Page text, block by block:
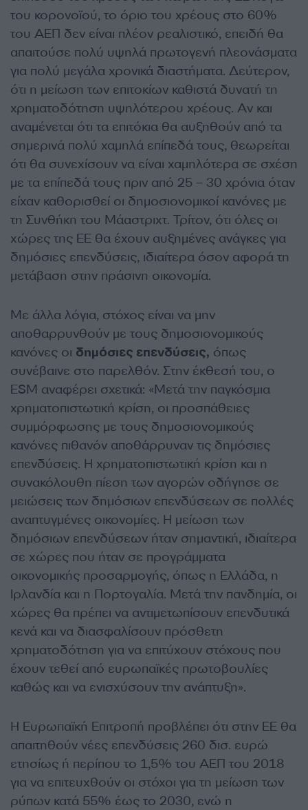
του κορονοϊού, το όριο του χρέους στο 60%
του ΑΕΠ δεν είναι πλέον ρεαλιστικό, επειδή θα
απαιτούσε πολύ υψηλά πρωτογενή πλεονάσματα
για πολύ μεγάλα χρονικά διαστήματα. Δεύτερον,
ότι η μείωση των επιτοκίων καθιστά δυνατή τη
χρηματοδότηση υψηλότερου χρέους. Αν και
αναμένεται ότι τα επιτόκια θα αυξηθούν από τα
σημερινά πολύ χαμηλά επίπεδά τους, θεωρείται
ότι θα συνεχίσουν να είναι χαμηλότερα σε σχέση
με τα επίπεδά τους πριν από 25 – 30 χρόνια όταν
είχαν καθορισθεί οι δημοσιονομικοί κανόνες με
τη Συνθήκη του Μάαστριχτ. Τρίτον, ότι όλες οι
χώρες της ΕΕ θα έχουν αυξημένες ανάγκες για
δημόσιες επενδύσεις, ιδιαίτερα όσον αφορά τη
μετάβαση στην πράσινη οικονομία.
Με άλλα λόγια, στόχος είναι να μην
αποθαρρυνθούν με τους δημοσιονομικούς
κανόνες οι δημόσιες επενδύσεις, όπως
συνέβαινε στο παρελθόν. Στην έκθεσή του, ο
ESM αναφέρει σχετικά: «Μετά την παγκόσμια
χρηματοπιστωτική κρίση, οι προσπάθειες
συμμόρφωσης με τους δημοσιονομικούς
κανόνες πιθανόν αποθάρρυναν τις δημόσιες
επενδύσεις. Η χρηματοπιστωτική κρίση και η
συνακόλουθη πίεση των αγορών οδήγησε σε
μειώσεις των δημόσιων επενδύσεων σε πολλές
αναπτυγμένες οικονομίες. Η μείωση των
δημόσιων επενδύσεων ήταν σημαντική, ιδιαίτερα
σε χώρες που ήταν σε προγράμματα
οικονομικής προσαρμογής, όπως η Ελλάδα, η
Ιρλανδία και η Πορτογαλία. Μετά την πανδημία, οι
χώρες θα πρέπει να αντιμετωπίσουν επενδυτικά
κενά και να διασφαλίσουν πρόσθετη
χρηματοδότηση για να επιτύχουν στόχους που
έχουν τεθεί από ευρωπαϊκές πρωτοβουλίες
καθώς και να ενισχύσουν την ανάπτυξη».
Η Ευρωπαϊκή Επιτροπή προβλέπει ότι στην ΕΕ θα
απαιτηθούν νέες επενδύσεις 260 δισ. ευρώ
ετησίως ή περίπου το 1,5% του ΑΕΠ του 2018
για να επιτευχθούν οι στόχοι για τη μείωση των
ρύπων κατά 55% έως το 2030, ενώ η